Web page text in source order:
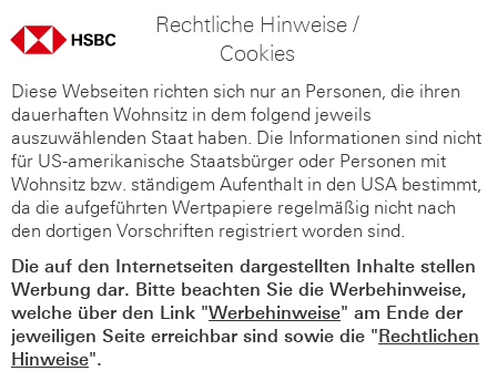
Rechtliche Hinweise /
Cookies
Diese Webseiten richten sich nur an Personen, die ihren
dauerhaften Wohnsitz in dem folgend jeweils
auszuwählenden Staat haben. Die Informationen sind nicht
für US-amerikanische Staatsbürger oder Personen mit
Wohnsitz bzw. ständigem Aufenthalt in den USA bestimmt,
da die aufgeführten Wertpapiere regelmäßig nicht nach
den dortigen Vorschriften registriert worden sind.
Die auf den Internetseiten dargestellten Inhalte stellen
Werbung dar. Bitte beachten Sie die Werbehinweise,
welche über den Link "Werbehinweise" am Ende der
jeweiligen Seite erreichbar sind sowie die "Rechtlichen
Hinweise".